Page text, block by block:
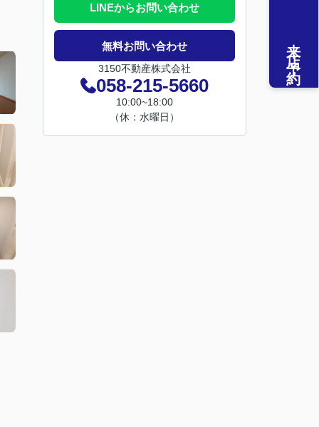
LINEからお問い合わせ
無料お問い合わせ
3150不動産株式会社
058-215-5660
10:00~18:00
（休：水曜日）
来店予約